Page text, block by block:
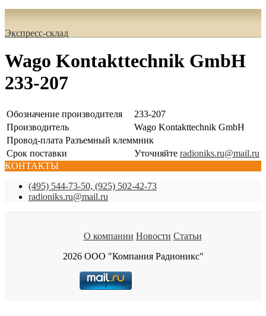
Экспресс-склад
Wago Kontakttechnik GmbH
233-207
Обозначение производителя
233-207
Производитель
Wago Kontakttechnik GmbH
Провод-плата Разъемный клеммник
Срок поставки
Уточняйте radioniks.ru@mail.ru
КОНТАКТЫ
(495) 544-73-50, (925) 502-42-73
radioniks.ru@mail.ru
О компании Новости Статьи
2026 ООО "Компания Радионикс"